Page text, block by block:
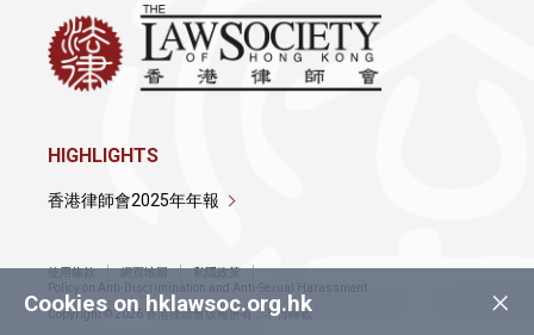
×
Cookies on hklawsoc.org.hk
HIGHLIGHTS
香港律師會2025年年報
使用條款 網頁地圖
私隱政策
Policy on Anti-Discrimination and Anti-Sexual Harassment
Copyright © 2026 香港律師會版權所有，不得轉載